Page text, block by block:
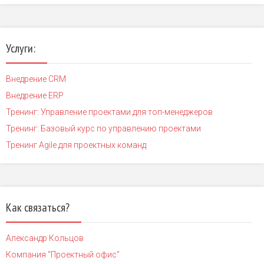
Услуги:
Внедрение CRM
Внедрение ERP
Тренинг: Управление проектами для топ-менеджеров
Тренинг: Базовый курс по управлению проектами
Тренинг Agile для проектных команд
Как связаться?
Александр Кольцов
Компания “Проектный офис”